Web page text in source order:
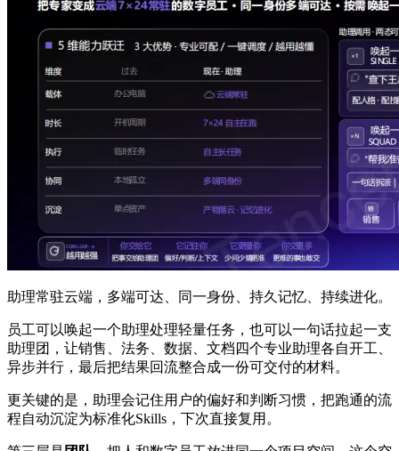
助理常驻云端，多端可达、同一身份、持久记忆、持续进化。
员工可以唤起一个助理处理轻量任务，也可以一句话拉起一支
助理团，让销售、法务、数据、文档四个专业助理各自开工、
异步并行，最后把结果回流整合成一份可交付的材料。
更关键的是，助理会记住用户的偏好和判断习惯，把跑通的流
程自动沉淀为标准化Skills，下次直接复用。